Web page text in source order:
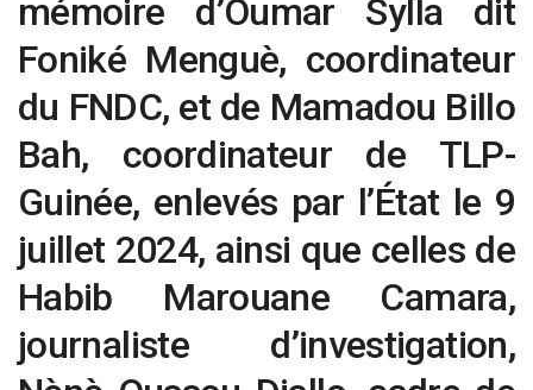
mémoire d’Oumar Sylla dit
Foniké Menguè, coordinateur
du FNDC, et de Mamadou Billo
Bah, coordinateur de TLP-
Guinée, enlevés par l’État le 9
juillet 2024, ainsi que celles de
Habib Marouane Camara,
journaliste d’investigation,